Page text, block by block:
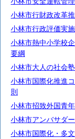
小林市行財政改革
小林市行政評価実
小林市熱中小学校
要綱
小林市大人の社会
小林市国際化推進
則
小林市招致外国青
小林市アンバサダ
小林市国際化・多